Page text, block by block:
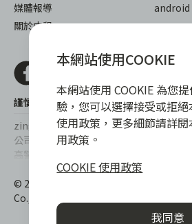
媒體報導
關於中租
android
謹慎衡量自身財務狀況，理性理財最安心
zingala銀角零卡/仲信資融沒有代辦公司
公司合作，更不會要求您提供實體銀行提
高警覺，勿受騙上當！
提醒您，消費前請審慎評估財務狀況，理
百分率區間為0%~15.9%，實際費用率，
品或服務為準，且每一案件實際之年百分
往來條件而有所不同，總費用年百分率不
© 2022 仲信資融股份有限公司
Co., Ltd. All Rights Reserved.
本網站使用COOKIE
本網站使用 COOKIE 為您
驗，您可以選擇接受或拒絕
使用政策，更多細節請詳閱
用政策。
COOKIE 使用政策
我同意